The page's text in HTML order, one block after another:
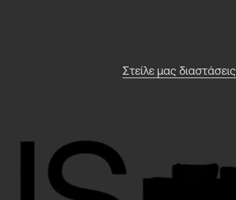
Στείλε μας διαστάσεις